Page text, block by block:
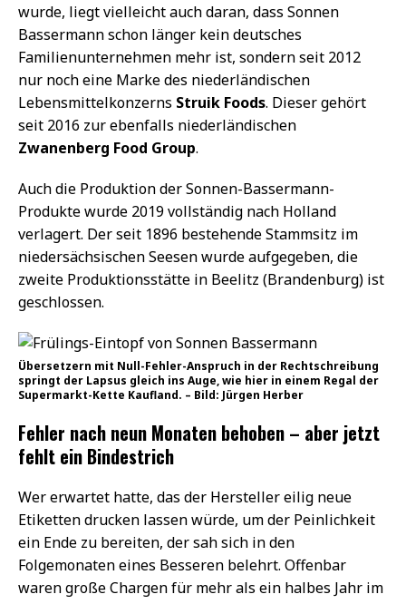
wurde, liegt vielleicht auch daran, dass Sonnen
Bassermann schon länger kein deutsches
Familienunternehmen mehr ist, sondern seit 2012
nur noch eine Marke des niederländischen
Lebensmittelkonzerns Struik Foods. Dieser gehört
seit 2016 zur ebenfalls niederländischen
Zwanenberg Food Group.
Auch die Produktion der Sonnen-Bassermann-
Produkte wurde 2019 vollständig nach Holland
verlagert. Der seit 1896 bestehende Stammsitz im
niedersächsischen Seesen wurde aufgegeben, die
zweite Produktionsstätte in Beelitz (Brandenburg) ist
geschlossen.
Übersetzern mit Null-Fehler-Anspruch in der Rechtschreibung
springt der Lapsus gleich ins Auge, wie hier in einem Regal der
Supermarkt-Kette Kaufland. – Bild: Jürgen Herber
Fehler nach neun Monaten behoben – aber jetzt
fehlt ein Bindestrich
Wer erwartet hatte, das der Hersteller eilig neue
Etiketten drucken lassen würde, um der Peinlichkeit
ein Ende zu bereiten, der sah sich in den
Folgemonaten eines Besseren belehrt. Offenbar
waren große Chargen für mehr als ein halbes Jahr im